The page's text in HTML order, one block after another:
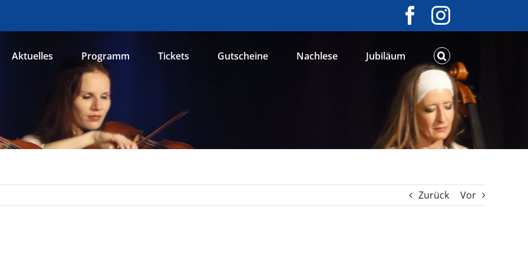
Facebook
Instagram
Aktuelles Programm Tickets Gutscheine Nachlese Jubiläum
Zurück Vor